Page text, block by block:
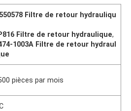
Filtre de retour hydrauliqu
Filtre de retour hydraulique,
1003A Filtre de retour hydraul
pièces par mois